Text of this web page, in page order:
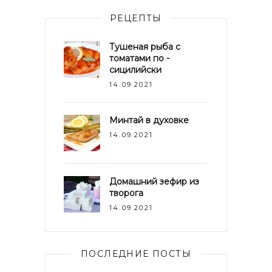
РЕЦЕПТЫ
Тушеная рыба с
томатами по -
сицилийски
14.09.2021
Минтай в духовке
14.09.2021
Домашний зефир из
творога
14.09.2021
ПОСЛЕДНИЕ ПОСТЫ